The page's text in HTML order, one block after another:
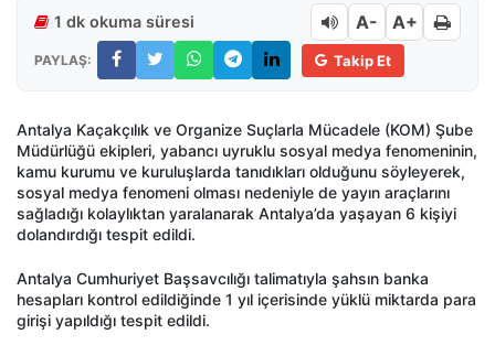
1 dk okuma süresi A- A+
PAYLAŞ: Takip Et
Antalya Kaçakçılık ve Organize Suçlarla Mücadele (KOM) Şube
Müdürlüğü ekipleri, yabancı uyruklu sosyal medya fenomeninin,
kamu kurumu ve kuruluşlarda tanıdıkları olduğunu söyleyerek,
sosyal medya fenomeni olması nedeniyle de yayın araçlarını
sağladığı kolaylıktan yaralanarak Antalya’da yaşayan 6 kişiyi
dolandırdığı tespit edildi.
Antalya Cumhuriyet Başsavcılığı talimatıyla şahsın banka
hesapları kontrol edildiğinde 1 yıl içerisinde yüklü miktarda para
girişi yapıldığı tespit edildi.